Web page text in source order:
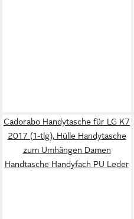
Cadorabo Handytasche für LG K7
2017 (1-tlg), Hülle Handytasche
zum Umhängen Damen
Handtasche Handyfach PU Leder